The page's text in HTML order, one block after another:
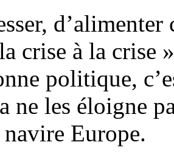
crise à la crise
politique,
ne les éloigne
Europe.